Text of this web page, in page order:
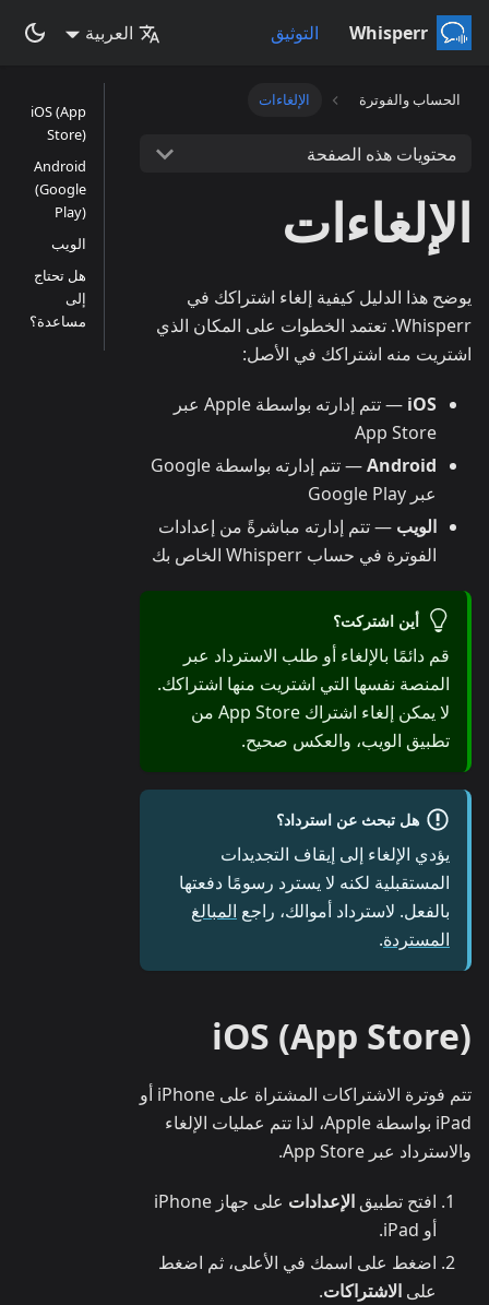
Whisperr التوثيق العربية
الحساب والفوترة الإلغاءات
محتويات هذه الصفحة
الإلغاءات
يوضح هذا الدليل كيفية إلغاء اشتراكك في
Whisperr. تعتمد الخطوات على المكان الذي
اشتريت منه اشتراكك في الأصل:
iOS
— تتم إدارته بواسطة Apple عبر
App Store
Android
— تتم إدارته بواسطة Google
عبر Google Play
الويب — تتم إدارته مباشرةً من إعدادات
الفوترة في حساب Whisperr الخاص بك
أين اشتركت؟
قم دائمًا بالإلغاء أو طلب الاسترداد عبر
المنصة نفسها التي اشتريت منها اشتراكك.
لا يمكن إلغاء اشتراك App Store من
تطبيق الويب، والعكس صحيح.
هل تبحث عن استرداد؟
يؤدي الإلغاء إلى إيقاف التجديدات
المستقبلية لكنه لا يسترد رسومًا دفعتها
بالفعل. لاسترداد أموالك، راجع المبالغ
المستردة.
iOS (App Store)
تتم فوترة الاشتراكات المشتراة على iPhone أو
iPad بواسطة Apple، لذا تتم عمليات الإلغاء
والاسترداد عبر App Store.
افتح تطبيق الإعدادات
على جهاز iPhone
أو iPad.
اضغط على اسمك في الأعلى، ثم اضغط
على الاشتراكات.
iOS (App
Store)
Android
(Google
Play)
الويب
هل تحتاج
إلى
مساعدة؟